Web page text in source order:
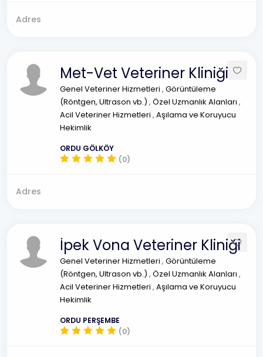
Adres
Met-Vet Veteriner Kliniği
Genel Veteriner Hizmetleri , Görüntüleme
(Röntgen, Ultrason vb.) , Özel Uzmanlık Alanları ,
Acil Veteriner Hizmetleri , Aşılama ve Koruyucu
Hekimlik
ORDU GÖLKÖY
(0)
Adres
İpek Vona Veteriner Kliniği
Genel Veteriner Hizmetleri , Görüntüleme
(Röntgen, Ultrason vb.) , Özel Uzmanlık Alanları ,
Acil Veteriner Hizmetleri , Aşılama ve Koruyucu
Hekimlik
ORDU PERŞEMBE
(0)